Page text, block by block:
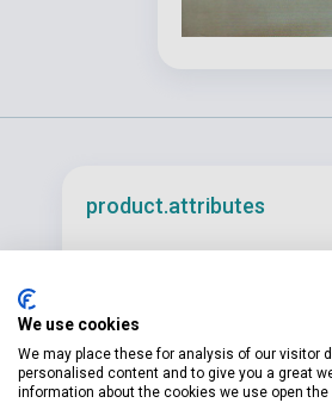
product.attributes
Author
Pages 297
We use cookies
We may place these for analysis of our visitor
personalised content and to give you a great
information about the cookies we use open the